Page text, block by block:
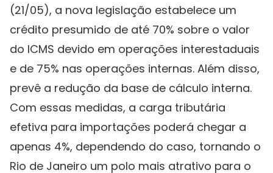
(21/05), a nova legislação estabelece um
crédito presumido de até 70% sobre o valor
do ICMS devido em operações interestaduais
e de 75% nas operações internas. Além disso,
prevê a redução da base de cálculo interna.
Com essas medidas, a carga tributária
efetiva para importações poderá chegar a
apenas 4%, dependendo do caso, tornando o
Rio de Janeiro um polo mais atrativo para o